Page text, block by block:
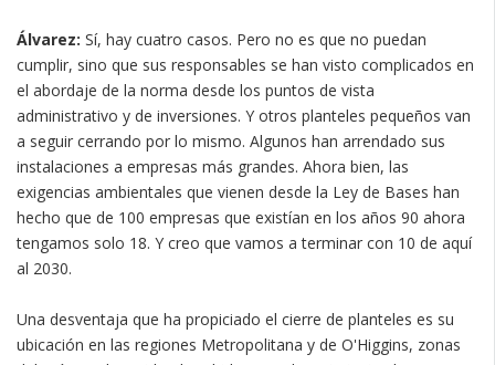
Álvarez: Sí, hay cuatro casos. Pero no es que no puedan
cumplir, sino que sus responsables se han visto complicados en
el abordaje de la norma desde los puntos de vista
administrativo y de inversiones. Y otros planteles pequeños van
a seguir cerrando por lo mismo. Algunos han arrendado sus
instalaciones a empresas más grandes. Ahora bien, las
exigencias ambientales que vienen desde la Ley de Bases han
hecho que de 100 empresas que existían en los años 90 ahora
tengamos solo 18. Y creo que vamos a terminar con 10 de aquí
al 2030.
Una desventaja que ha propiciado el cierre de planteles es su
ubicación en las regiones Metropolitana y de O'Higgins, zonas